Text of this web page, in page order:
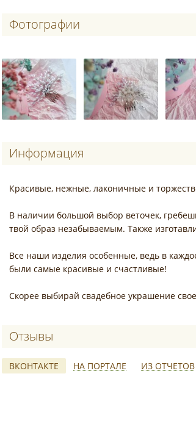
Адрес:г. Воронеж, ул. Туполева, д. 13
Телефон:8-951-542-00-81
Информация
Красивые, нежные, лаконичные и
В наличии большой выбор веточек,
твой образ незабываемым. Также
Все наши изделия особенные, ведь в
были самые красивые и счастливые!
Скорее выбирай свадебное украшение
Фотографии
Отзывы о
ВКОНТАКТЕ НА ПОРТАЛЕ ИЗ ОТЧЕТОВ